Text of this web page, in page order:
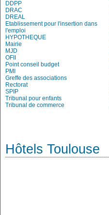
DDPP
DRAC
DREAL
Etablissement pour l'insertion dans
l'emploi
HYPOTHEQUE
Mairie
MJD
OFII
Point conseil budget
PMI
Greffe des associations
Rectorat
SPIP
Tribunal pour enfants
Tribunal de commerce
Hôtels Toulouse